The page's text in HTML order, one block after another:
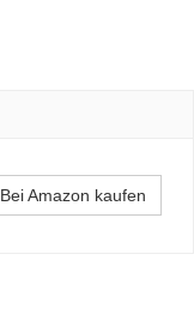
Bei Amazon kaufen